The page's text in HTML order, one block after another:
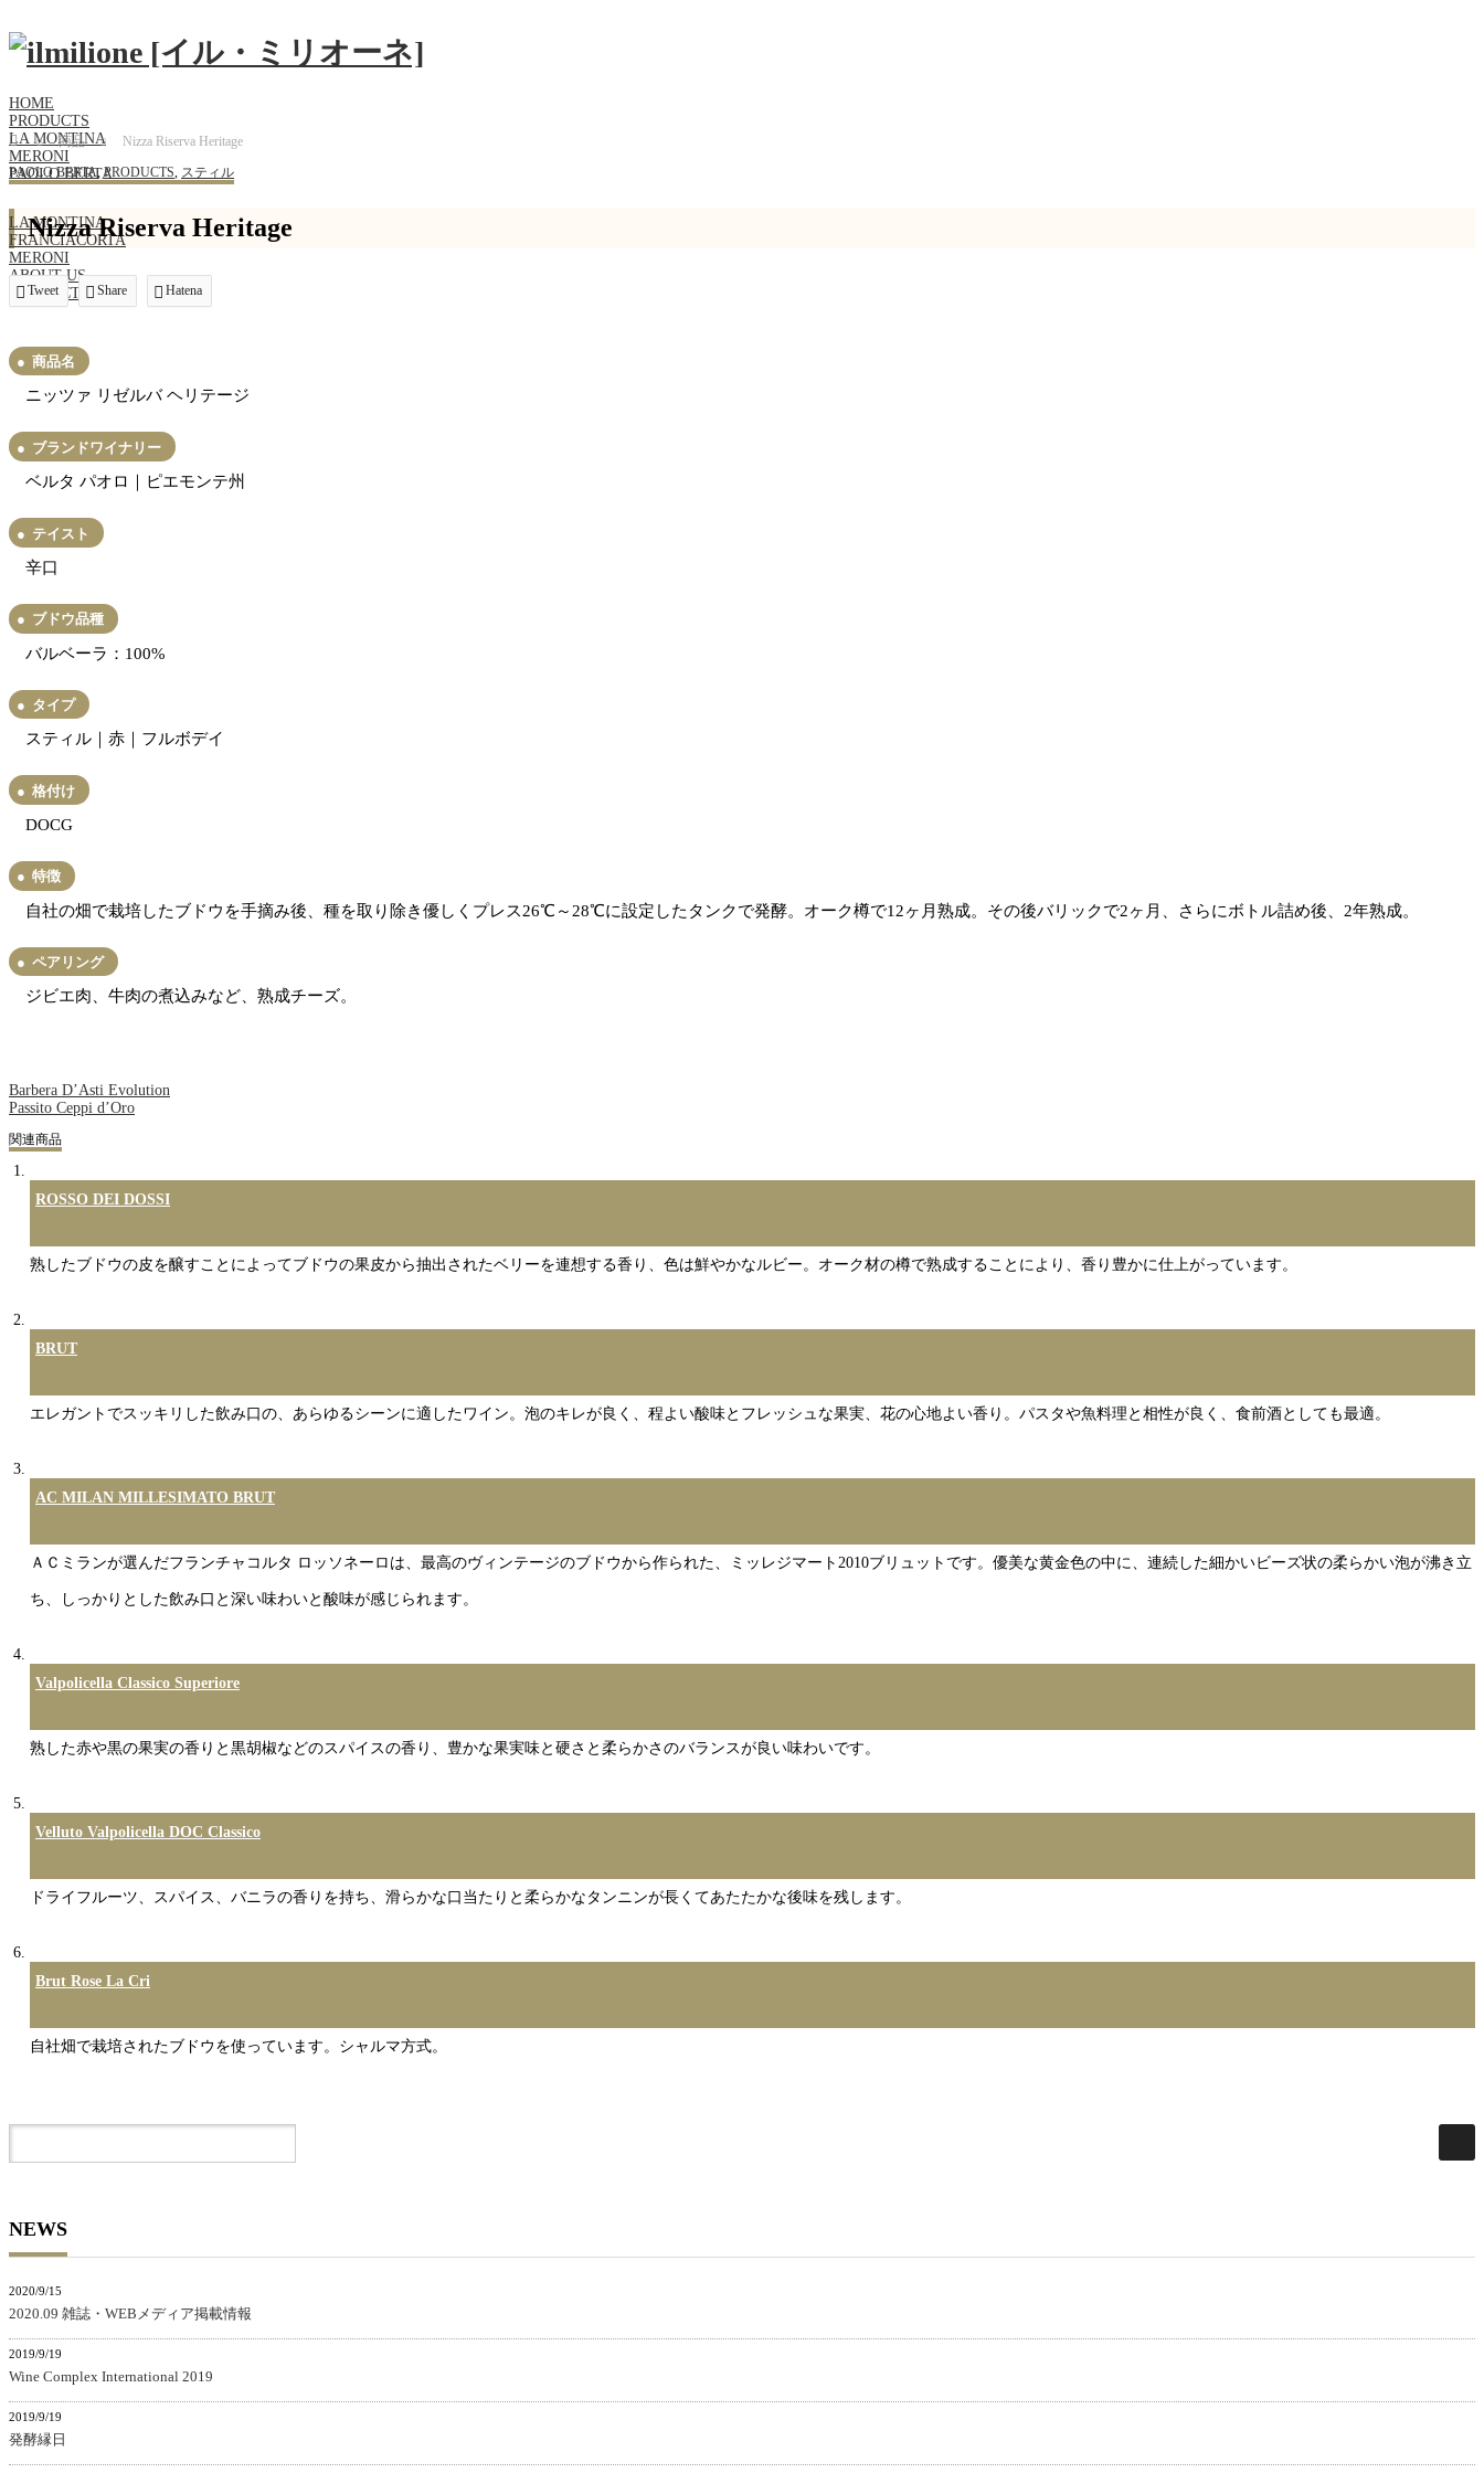
HOME
PRODUCTS
LA MONTINA
MERONI
PAOLO BERTA
LA MONTINA
FRANCIACORTA
MERONI
ABOUT US
CONTACT
Home 商品
Nizza Riserva Heritage
PAOLO BERTA,PRODUCTS スティル
Nizza Riserva Heritage
Tweet Share Hatena
商品名
ニッツァ リゼルバ ヘリテージ
ブランドワイナリー
ベルタ パオロ｜ピエモンテ州
テイスト
辛口
ブドウ品種
バルベーラ：100%
タイプ
スティル｜赤｜フルボデイ
格付け
DOCG
特徴
自社の畑で栽培したブドウを手摘み後、種を取り除き優しくプレス26℃～28℃に設定したタンクで発酵。オーク樽で12ヶ月熟成。その後バリックで2ヶ月、さらにボトル詰め後、2年熟成。
ペアリング
ジビエ肉、牛肉の煮込みなど、熟成チーズ。
Barbera D’Asti Evolution
Passito Ceppi d’Oro
関連商品
ROSSO DEI DOSSI
熟したブドウの皮を醸すことによってブドウの果皮から抽出されたベリーを連想する香り、色は鮮やかなルビー。オーク材の樽で熟成することにより、香り豊かに仕上がっています。
BRUT
エレガントでスッキリした飲み口の、あらゆるシーンに適したワイン。泡のキレが良く、程よい酸味とフレッシュな果実、花の心地よい香り。パスタや魚料理と相性が良く、食前酒としても最適。
AC MILAN MILLESIMATO BRUT
ＡＣミランが選んだフランチャコルタ ロッソネーロは、最高のヴィンテージのブドウから作られた、ミッレジマート2010ブリュットです。優美な黄金色の中に、連続した細かいビーズ状の柔らかい泡が沸き立
ち、しっかりとした飲み口と深い味わいと酸味が感じられます。
Valpolicella Classico Superiore
熟した赤や黒の果実の香りと黒胡椒などのスパイスの香り、豊かな果実味と硬さと柔らかさのバランスが良い味わいです。
Velluto Valpolicella DOC Classico
ドライフルーツ、スパイス、バニラの香りを持ち、滑らかな口当たりと柔らかなタンニンが長くてあたたかな後味を残します。
Brut Rose La Cri
自社畑で栽培されたブドウを使っています。シャルマ方式。
NEWS
2020/9/15
2020.09 雑誌・WEBメディア掲載情報
2019/9/19
Wine Complex International 2019
2019/9/19
発酵縁日